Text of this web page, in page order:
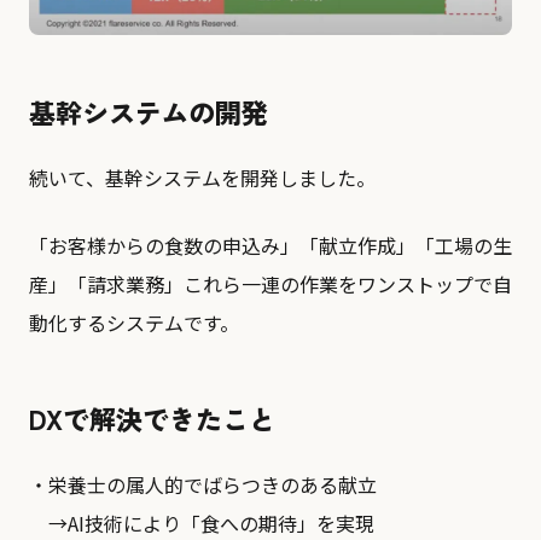
基幹システムの開発
続いて、基幹システムを開発しました。
「お客様からの食数の申込み」「献立作成」「工場の生
産」「請求業務」これら一連の作業をワンストップで自
動化するシステムです。
DXで解決できたこと
・栄養士の属人的でばらつきのある献立
→AI技術により「食への期待」を実現